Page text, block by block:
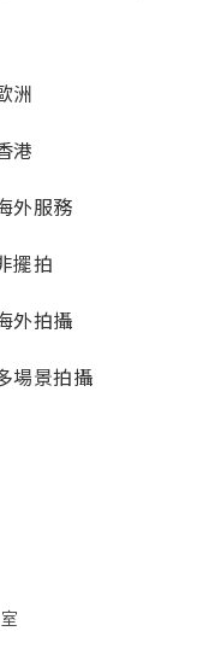
洲
港
外服務
擺拍
外拍攝
場景拍攝